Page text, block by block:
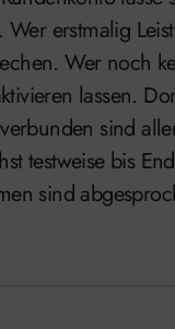
erstmalig
Wer noch
lassen.
sind
testweise bis
sind